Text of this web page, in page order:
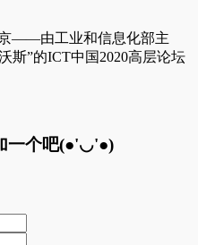
京——由工业和信息化部主
斯”的ICT中国2020高层论坛
一个吧(●'◡'●)